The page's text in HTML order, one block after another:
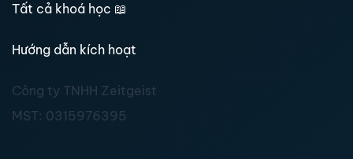
Tất cả khoá học 📖
Hướng dẫn kích hoạt
Công ty TNHH Zeitgeist
MST: 0315976395